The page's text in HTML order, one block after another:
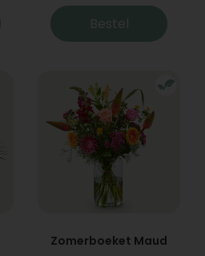
Bestel
Zomerboeket Maud